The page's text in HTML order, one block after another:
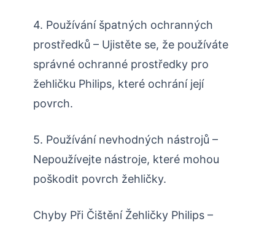
4. Používání špatných ochranných
prostředků – Ujistěte se, že používáte
správné ochranné prostředky pro
žehličku Philips, které ochrání její
povrch.
5. Používání nevhodných nástrojů –
Nepoužívejte nástroje, které mohou
poškodit povrch žehličky.
Chyby Při Čištění Žehličky Philips –